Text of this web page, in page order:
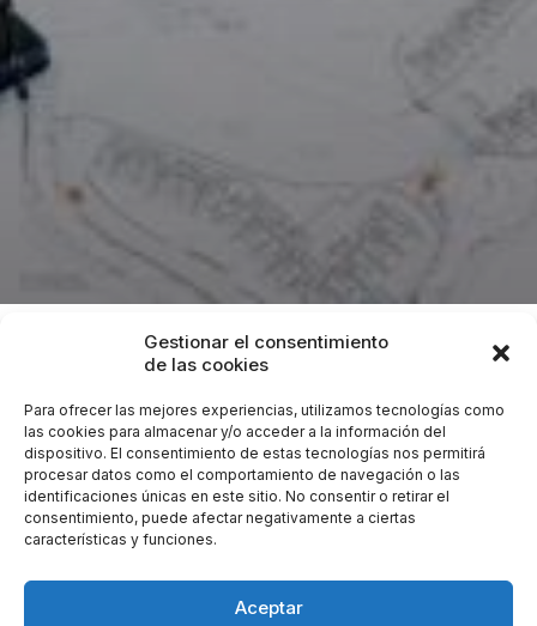
Gestionar el consentimiento
de las cookies
Para ofrecer las mejores experiencias, utilizamos tecnologías como
las cookies para almacenar y/o acceder a la información del
dispositivo. El consentimiento de estas tecnologías nos permitirá
procesar datos como el comportamiento de navegación o las
identificaciones únicas en este sitio. No consentir o retirar el
consentimiento, puede afectar negativamente a ciertas
características y funciones.
Aceptar
: Instalaciones de electricidad, fontanería,
de 42 viviendas plurifamiliares.
Lugar:Galera Beach (Estepona).
Promotor: Hogalia tres, S.L.
Cliente:Archiplan, S.L.
Encargo:Estudio de Instalaciones para Proyecto de
Arquitectura y Dirección de Obra.